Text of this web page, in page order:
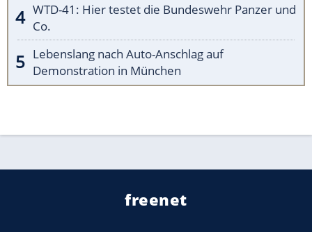
WTD-41: Hier testet die Bundeswehr Panzer und
Co.
Lebenslang nach Auto-Anschlag auf
Demonstration in München
freenet